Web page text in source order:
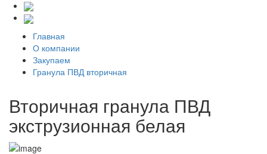
Главная
О компании
Закупаем
Гранула ПВД вторичная
Вторичная гранула ПВД
экструзионная белая